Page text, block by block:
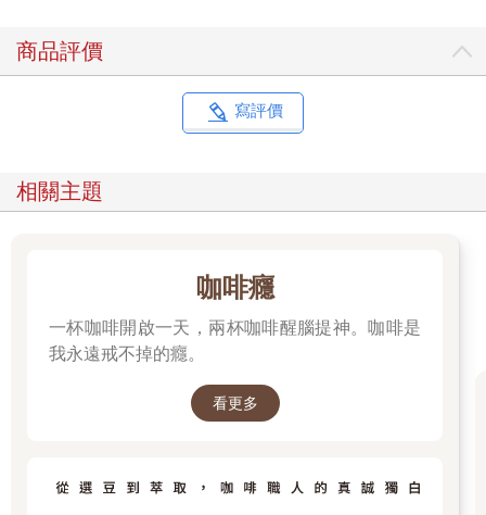
商品評價
寫評價
相關主題
咖啡癮
一杯咖啡開啟一天，兩杯咖啡醒腦提神。咖啡是
我永遠戒不掉的癮。
看更多